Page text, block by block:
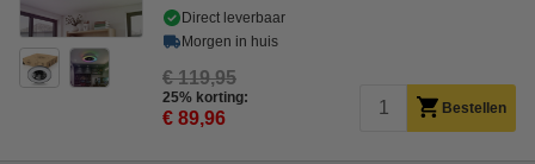
Direct leverbaar
Morgen in huis
€ 119,95
25% korting:
€ 89,96 Bestellen